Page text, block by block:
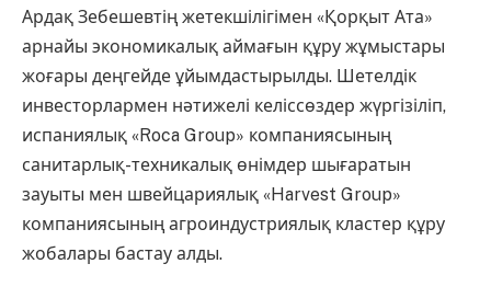
Ардақ Зебешевтің жетекшілігімен «Қорқыт Ата»
арнайы экономикалық аймағын құру жұмыстары
жоғары деңгейде ұйымдастырылды. Шетелдік
инвесторлармен нәтижелі келіссөздер жүргізіліп,
испаниялық «Roca Group» компаниясының
санитарлық-техникалық өнімдер шығаратын
зауыты мен швейцариялық «Harvest Group»
компаниясының агроиндустриялық кластер құру
жобалары бастау алды.